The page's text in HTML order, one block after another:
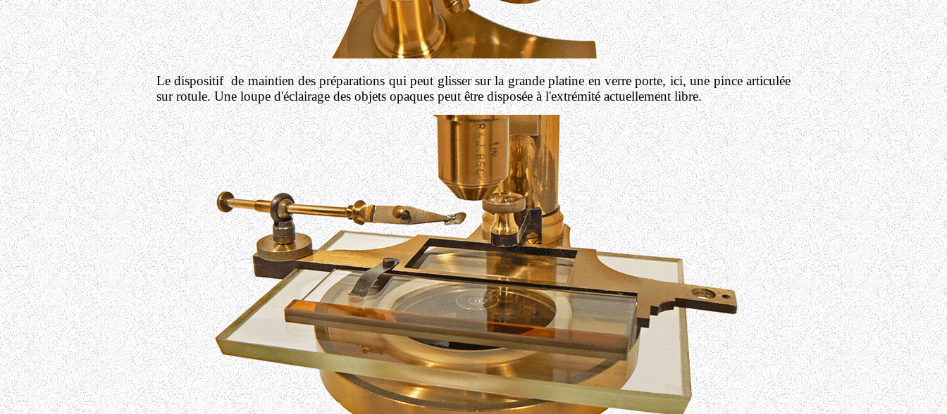
Le dispositif de maintien des préparations qui peut glisser sur la grande platine en verre porte, ici, une pince articulée
sur rotule. Une loupe d'éclairage des objets opaques peut être disposée à l'extrémité actuellement libre.